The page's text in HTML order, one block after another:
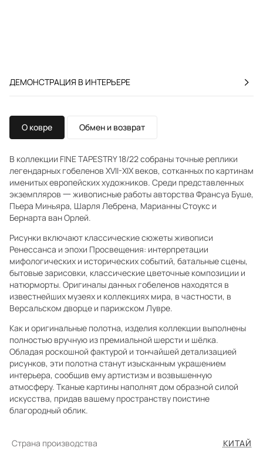
ДЕМОНСТРАЦИЯ В ИНТЕРЬЕРЕ
О ковре Обмен и возврат
В коллекции FINE TAPESTRY 18/22 собраны точные реплики
легендарных гобеленов XVII-XIX веков, сотканных по картинам
именитых европейских художников. Среди представленных
экземпляров 一 живописные работы авторства Франсуа Буше,
Пьера Миньяра, Шарля Лебрена, Марианны Стоукс и
Бернарта ван Орлей.
Рисунки включают классические сюжеты живописи
Ренессанса и эпохи Просвещения: интерпретации
мифологических и исторических событий, батальные сцены,
бытовые зарисовки, классические цветочные композиции и
натюрморты. Оригиналы данных гобеленов находятся в
известнейших музеях и коллекциях мира, в частности, в
Версальском дворце и парижском Лувре.
Как и оригинальные полотна, изделия коллекции выполнены
полностью вручную из премиальной шерсти и шёлка.
Обладая роскошной фактурой и тончайшей детализацией
рисунков, эти полотна станут изысканным украшением
интерьера, сообщив ему артистизм и возвышенную
атмосферу. Тканые картины наполнят дом образной силой
искусства, придав вашему пространству поистине
благородный облик.
Страна производства КИТАЙ